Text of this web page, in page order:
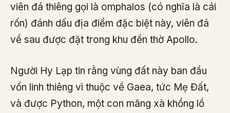
viên đá thiêng gọi là omphalos (có nghĩa là cái
rốn) đánh dấu địa điểm đặc biệt này, viên đá
về sau được đặt trong khu đền thờ Apollo.
Người Hy Lạp tin rằng vùng đất này ban đầu
vốn linh thiêng vì thuộc về Gaea, tức Mẹ Đất,
và được Python, một con mãng xà khổng lồ